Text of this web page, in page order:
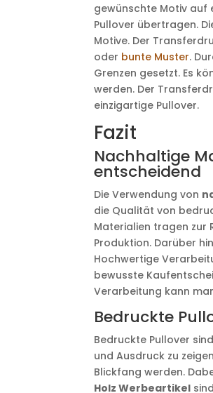
gewünschte Motiv auf
Pullover übertragen.
Motive. Der
oder bunte Muster.
Grenzen gesetzt. Es
werden. Der
einzigartige Pullover.
Fazit
Nachhaltige
entscheidend
Die Verwendung von
die Qualität von
Materialien tragen zur
Produktion. Darüber
Hochwertige
bewusste
Verarbeitung kann
Bedruckte
Bedruckte Pullover
und Ausdruck zu
Blickfang werden.
Holz Werbeartikel